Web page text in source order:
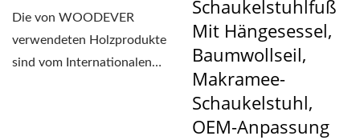
Die von WOODEVER
verwendeten Holzprodukte
sind vom Internationalen
Schaukelstuhlfuß
Mit Hängesessel,
Baumwollseil,
Makramee-
Schaukelstuhl,
OEM-Anpassung